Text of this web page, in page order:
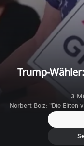
Trump-
3
Norbert Bolz: "Die Eliten